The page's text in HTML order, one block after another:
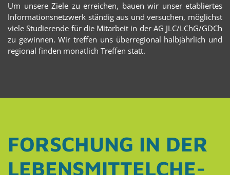
Um un­se­re Ziele zu er­rei­chen, bauen wir unser eta­blier­tes
In­for­ma­ti­ons­netz­werk stän­dig aus und ver­su­chen, mög­lichst
viele Stu­die­ren­de für die Mit­ar­beit in der AG JLC/LChG/GDCh
zu ge­win­nen. Wir tref­fen uns über­re­gio­nal halb­jähr­lich und
re­gio­nal fin­den mo­nat­lich Tref­fen statt.
FOR­SCHUNG IN DER
LE­BENS­MIT­TEL­CHE­